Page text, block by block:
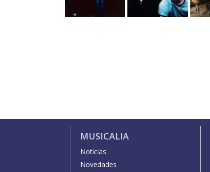
MUSICALIA
Noticias
Novedades